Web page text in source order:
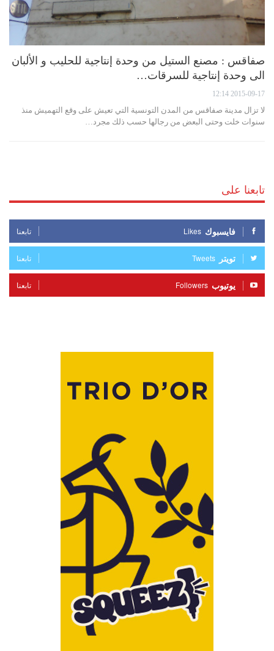
صفاقس : مصنع الستيل من وحدة إنتاجية للحليب و الألبان
الى وحدة إنتاجية للسرقات…
2015-09-17 12:14
لا تزال مدينة صفاقس من المدن التونسية التي تعيش على وقع التهميش منذ
سنوات خلت وحتى البعض من رجالها حسب ذلك مجرد…
تابعنا على
فايسبوك Likes تابعنا
تويتر Tweets تابعنا
يوتيوب Followers تابعنا